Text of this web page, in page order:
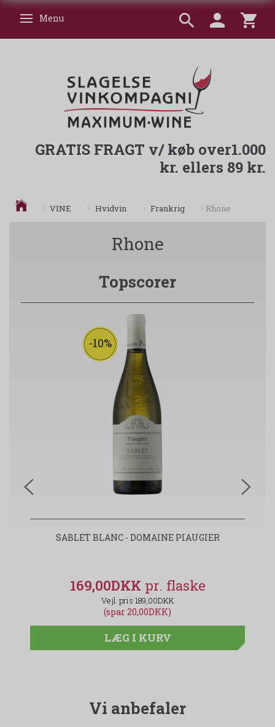
Skifte navigation
Menu
GRATIS FRAGT v/ køb over1.000
kr. ellers 89 kr.
VINE Hvidvin Frankrig Rhone
Rhone
Topscorer
-10%
SABLET BLANC - DOMAINE PIAUGIER
169,00DKK
189,00DKK
(spar 20,00DKK)
LÆG I KURV
Vi anbefaler